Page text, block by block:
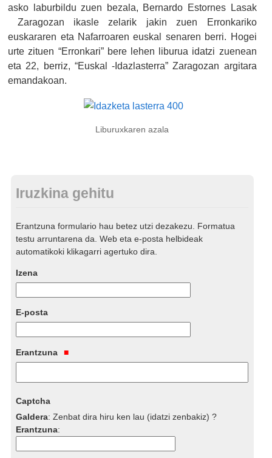
asko laburbildu zuen bezala, Bernardo Estornes Lasak
Zaragozan ikasle zelarik jakin zuen Erronkariko
euskararen eta Nafarroaren euskal senaren berri. Hogei
urte zituen “Erronkari” bere lehen liburua idatzi zuenean
eta 22, berriz, “Euskal -Idazlasterra” Zaragozan argitara
emandakoan.
Liburuxkaren azala
Iruzkina gehitu
Erantzuna formulario hau betez utzi dezakezu. Formatua
testu arruntarena da. Web eta e-posta helbideak
automatikoki klikagarri agertuko dira.
Izena
E-posta
Erantzuna
Captcha
Galdera:Zenbat dira hiru ken lau (idatzi zenbakiz) ?
Erantzuna: